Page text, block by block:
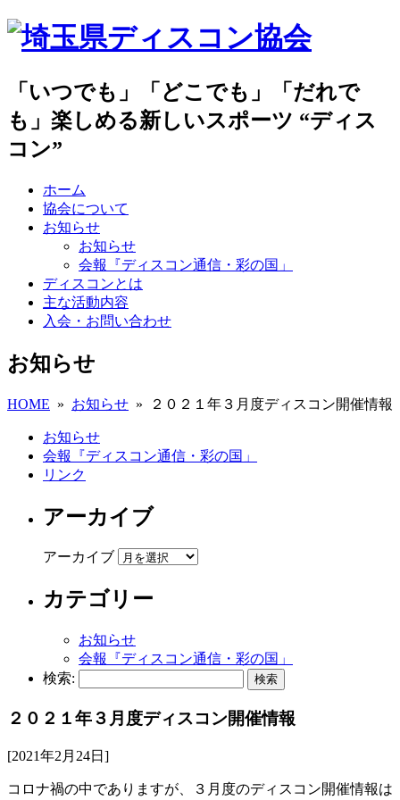
「いつでも」「どこでも」「だれで
も」楽しめる新しいスポーツ “ディス
コン”
ホーム
協会について
お知らせ
お知らせ
会報『ディスコン通信・彩の国」
ディスコンとは
主な活動内容
入会・お問い合わせ
お知らせ
HOME » お知らせ » ２０２１年３月度ディスコン開催情報
お知らせ
会報『ディスコン通信・彩の国」
リンク
アーカイブ
アーカイブ
カテゴリー
お知らせ
会報『ディスコン通信・彩の国」
検索:
２０２１年３月度ディスコン開催情報
[2021年2月24日]
コロナ禍の中でありますが、３月度のディスコン開催情報は